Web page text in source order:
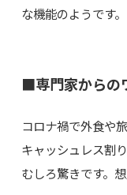
な機能のようです。
■専門家からの
コロナ禍で外食や
キャッシュレス割
むしろ驚きです。